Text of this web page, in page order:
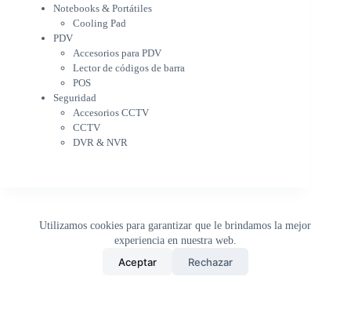
Utilizamos cookies para garantizar que le brindamos la mejor
experiencia en nuestra web.
Aceptar Rechazar
Accesorios para PDV
Lector de códigos de barra
POS
Seguridad
Accesorios CCTV
CCTV
DVR & NVR
Sin categorizar
Notebooks & Portátiles
Cooling Pad
PDV
Accesorios para PDV
Lector de códigos de barra
POS
Seguridad
Accesorios CCTV
CCTV
DVR & NVR